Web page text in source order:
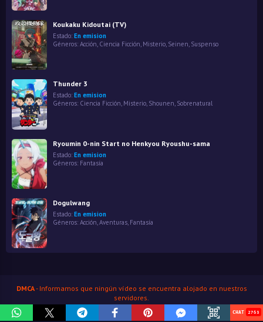
Koukaku Kidoutai (TV)
Estado: En emision
Géneros: Acción, Ciencia Ficción, Misterio, Seinen, Suspenso
Thunder 3
Estado: En emision
Géneros: Ciencia Ficción, Misterio, Shounen, Sobrenatural
Ryoumin 0-nin Start no Henkyou Ryoushu-sama
Estado: En emision
Géneros: Fantasía
Dogulwang
Estado: En emision
Géneros: Acción,Aventuras, Fantasía
DMCA- Informamos que ningún vídeo se encuentra alojado en nuestros
servidores.
HenaoJara© Copyright 2026
2763